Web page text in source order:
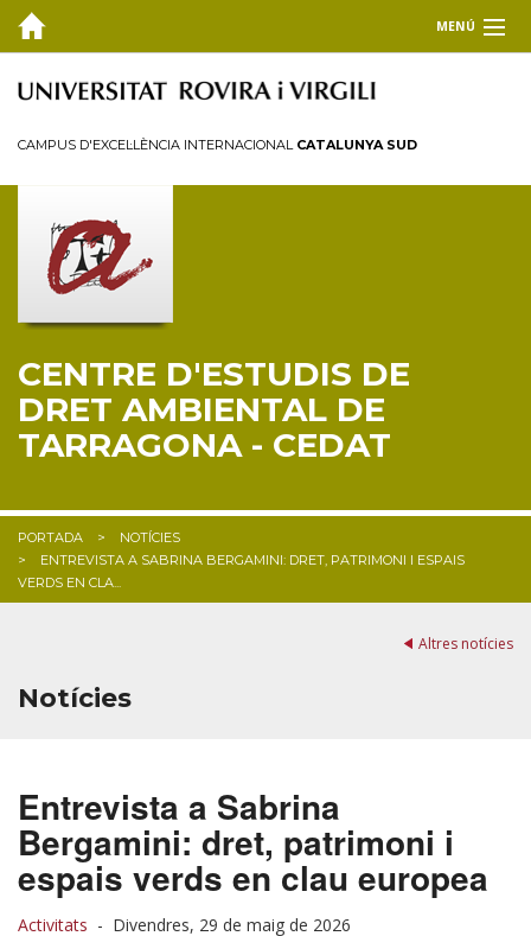
MENÚ
EL CEDAT
Membres
Personal investigador
Reglament
FORMACIÓ
RECERCA I TRANSFERÈNCIA
BLOG
CAMPUS D'EXCEL·LÈNCIA INTERNACIONAL CATALUNYA SUD
CENTRE D'ESTUDIS DE
DRET AMBIENTAL DE
TARRAGONA - CEDAT
PORTADA
NOTÍCIES
ENTREVISTA A SABRINA BERGAMINI: DRET, PATRIMONI I ESPAIS
VERDS EN CLA...
Altres notícies
Notícies
Entrevista a Sabrina
Bergamini: dret, patrimoni i
espais verds en clau europea
Activitats - Divendres, 29 de maig de 2026